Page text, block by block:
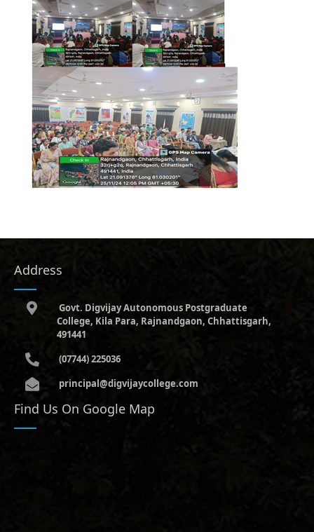
Address
Govt. Digvijay Autonomous Postgraduate
College, Kila Para, Rajnandgaon, Chhattisgarh,
491441
(07744) 225036
principal@digvijaycollege.com
Find Us On Google Map